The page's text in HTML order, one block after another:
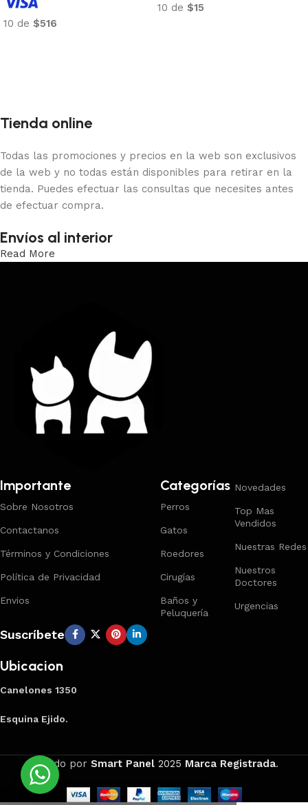
10 de $516
10 de $15
Tienda online
Todas las promociones y precios en la web son exclusivos
de la web y no todas están disponibles para retirar en la
tienda. Puedes efectuar las consultas que necesites antes
de efectuar compra.
Envíos al interior
Read More
Importante
Sobre Nosotros
Contactanos
Términos y Condiciones
Política de Privacidad
Envios
Categorías
Perros
Gatos
Roedores
Cirugías
Baños y
Peluquería
Novedades
Top Mas
Vendidos
Nuestras Redes
Nuestros
Doctores
Urgencias
Suscríbete
Ubicacion
Canelones 1350
Esquina Ejido.
Creado por Smart Panel 2025 Marca Registrada.